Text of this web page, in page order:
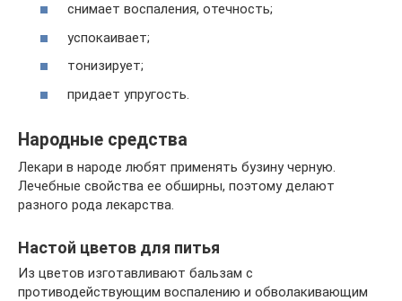
снимает воспаления, отечность;
успокаивает;
тонизирует;
придает упругость.
Народные средства
Лекари в народе любят применять бузину черную.
Лечебные свойства ее обширны, поэтому делают
разного рода лекарства.
Настой цветов для питья
Из цветов изготавливают бальзам с
противодействующим воспалению и обволакивающим